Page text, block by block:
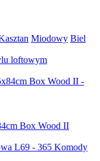
Miodowy Biel
loftowym
Box Wood II